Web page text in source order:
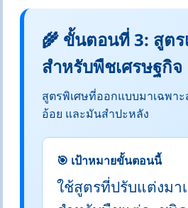
🌾 ขั้นตอนที่ 3: สูตร
สำหรับพืชเศรษฐกิจ
สูตรพิเศษที่ออกแบบมาเฉพา
อ้อย และมันสำปะหลัง
🎯 เป้าหมายขั้นตอนนี้
ใช้สูตรที่ปรับแต่งมา